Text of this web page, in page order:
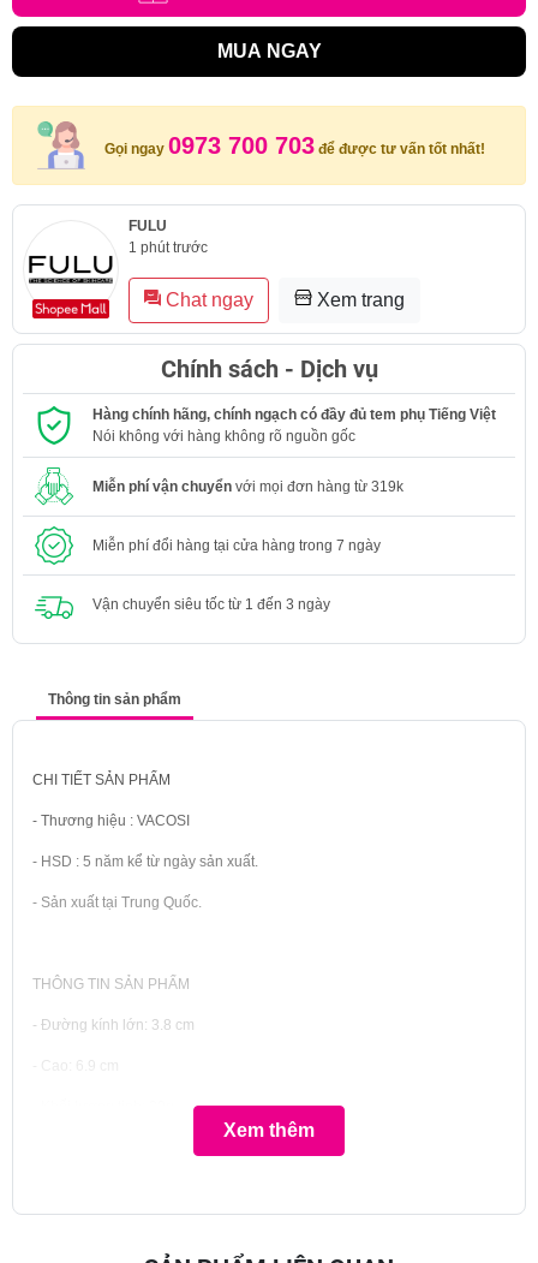
MUA NGAY
Gọi ngay 0973 700 703 để được tư vấn tốt nhất!
FULU
1 phút trước
Chat ngay Xem trang
Chính sách - Dịch vụ
Hàng chính hãng, chính ngạch có đầy đủ tem phụ Tiếng Việt
Nói không với hàng không rõ nguồn gốc
Miễn phí vận chuyển với mọi đơn hàng từ 319k
Miễn phí đổi hàng tại cửa hàng trong 7 ngày
Vận chuyển siêu tốc từ 1 đến 3 ngày
Thông tin sản phẩm
CHI TIẾT SẢN PHẨM
- Thương hiệu : VACOSI
- HSD : 5 năm kể từ ngày sản xuất.
- Sản xuất tại Trung Quốc.
THÔNG TIN SẢN PHẨM
- Đường kính lớn: 3.8 cm
kem nền và hỗ trợ đắc lực trong hiệu ứng “phủ sương” cho lớp nền chắc
Xem thêm